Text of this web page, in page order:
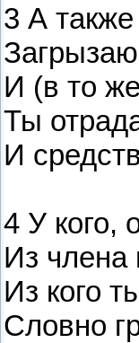
3 А
И (в то
Ты
И
4 У кого,
Из члена
Из кого
Словно